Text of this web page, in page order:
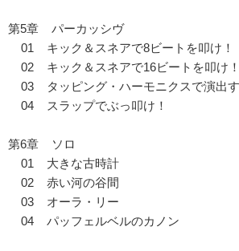
第5章 パーカッシヴ
01 キック＆スネアで8ビートを叩け！
02 キック＆スネアで16ビートを叩け！
03 タッピング・ハーモニクスで演出
04 スラップでぶっ叩け！
第6章 ソロ
01 大きな古時計
02 赤い河の谷間
03 オーラ・リー
04 パッフェルベルのカノン